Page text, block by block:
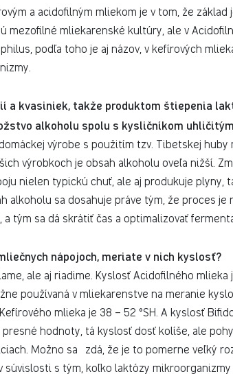
a acidofilným mliekom je v tom, že základ
mezofilné mliekarenské kultúry, ale v
podľa toho je aj názov, v kefírových
a kvasiniek, takže produktom štiepenia
alkoholu spolu s kysličníkom
výrobe s použitím tzv. Tibetskej
výrobkoch je obsah alkoholu oveľa nižší.
nielen typickú chuť, ale aj produkuje plyny,
alkoholu sa dosahuje práve tým, že proces
tým sa dá skrátiť čas a optimalizovať
nápojoch, meriate v nich kyslosť?
ale aj riadime. Kyslosť Acidofilného mlieka
používaná v mliekarenstve na meranie
mlieka je 38 – 52 °SH. A kyslosť
hodnoty, tá kyslosť dosť kolíše, ale
Možno sa zdá, že je to pomerne veľký
súvislosti s tým, koľko laktózy